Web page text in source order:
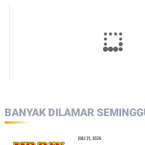
BANYAK DILAMAR
JULI 31, 2026